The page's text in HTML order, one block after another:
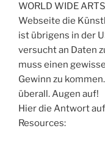
WORLD WIDE
Webseite die
ist übrigens in der
versucht an Daten
muss einen
Gewinn zu
überall. Augen auf!
Hier die Antwort
Resources: